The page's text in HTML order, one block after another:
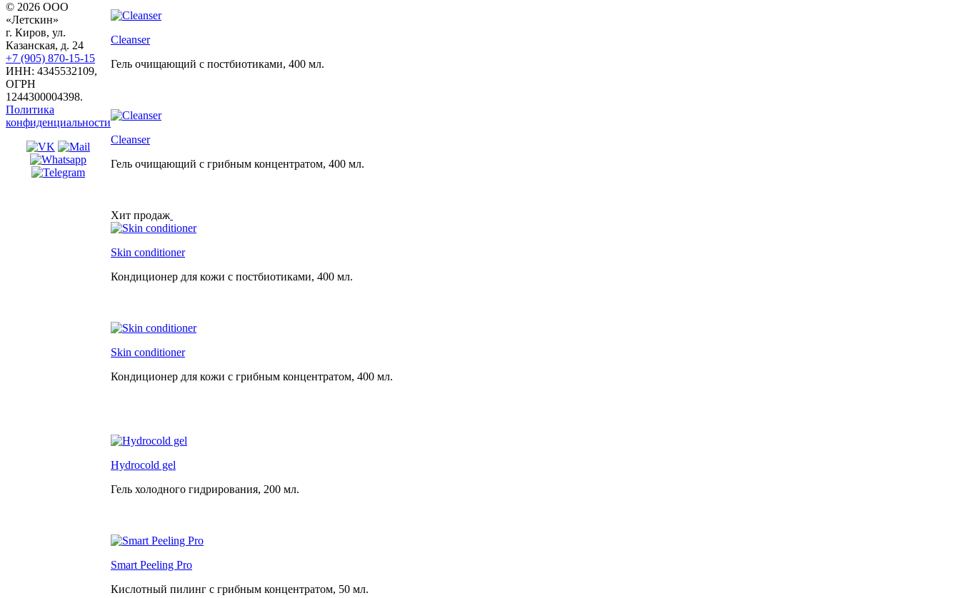
© 2026 ООО
«Летскин»
г. Киров, ул.
Казанская, д. 24
+7 (905) 870-15-15
ИНН: 4345532109,
ОГРН
1244300004398.
Политика
конфиденциальности
Cleanser
Гель очищающий с постбиотиками, 400 мл.
Cleanser
Гель очищающий с грибным концентратом, 400 мл.
Хит продаж
Skin conditioner
Кондиционер для кожи с постбиотиками, 400 мл.
Skin conditioner
Кондиционер для кожи с грибным концентратом, 400 мл.
Hydrocold gel
Гель холодного гидрирования, 200 мл.
Smart Peeling Pro
Кислотный пилинг с грибным концентратом, 50 мл.